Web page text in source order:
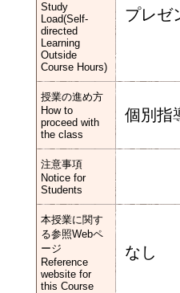
Study
Load(Self-
directed
Learning
Outside
Course Hours)
プレゼ
授業の進め方
How to
proceed with
the class
個別指
注意事項
Notice for
Students
本授業に関す
る参照Webペ
ージ
Reference
website for
this Course
なし